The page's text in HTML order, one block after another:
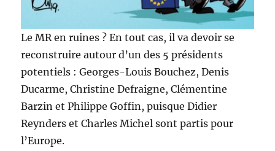
Le MR en ruines ? En tout cas, il va devoir se
reconstruire autour d’un des 5 présidents
potentiels : Georges-Louis Bouchez, Denis
Ducarme, Christine Defraigne, Clémentine
Barzin et Philippe Goffin, puisque Didier
Reynders et Charles Michel sont partis pour
l’Europe.